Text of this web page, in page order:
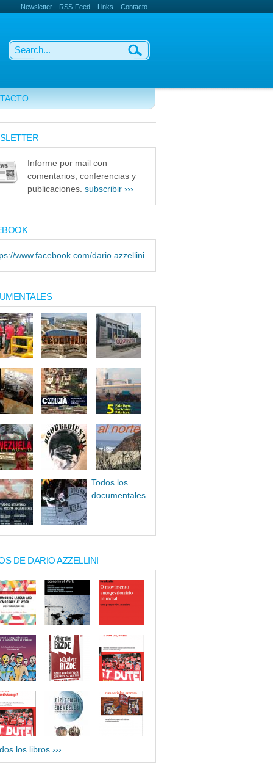
Newsletter RSS-Feed Links Contacto
Informe por mail con
comentarios, conferencias y
publicaciones. subscribir ›››
www.facebook.com/dario.azzellini
Todos los
documentales
DE DARIO AZZELLINI
los libros ›››